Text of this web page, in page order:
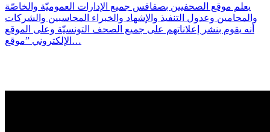
يعلم موقع الصحفيين بصفاقس جميع الإدارات العموميّة والخاصّة
والمحامين وعدول التنفيذ والإشهاد والخبراء المحاسبين والشركات
أنه يقوم بنشر إعلاناتهم على جميع الصحف التونسيّة وعلى الموقع
الإلكتروني ”موقع…